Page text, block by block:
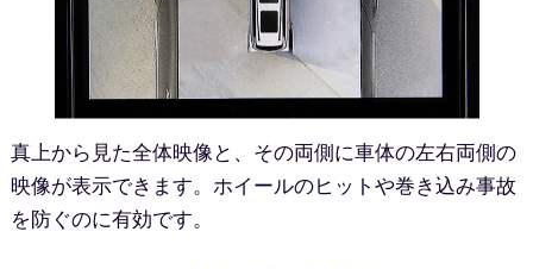
真上から見た全体映像と、その両側に車体の左右両側の
映像が表示できます。ホイールのヒットや巻き込み事故
を防ぐのに有効です。